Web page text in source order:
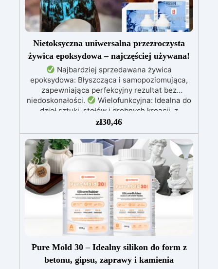
Nietoksyczna uniwersalna przezroczysta
żywica epoksydowa – najczęściej używana!
Najbardziej sprzedawana żywica
epoksydowa: Błyszcząca i samopoziomująca,
zapewniająca perfekcyjny rezultat bez
niedoskonałości.
Wielofunkcyjna: Idealna do
dzieł sztuki, stołów i drobnych kreacji, z
możliwością wylewania od 1 mm do 2 cm.
Odporna na zarysowania i promieniowanie UV:
Gwarantuje trwałe, intensywne i nienaruszone
prace, które nie żółkną z biegiem czasu.
Niska lepkość i formuła przeciwbąbelkowa: Dla
perfekcyjnych rezultatów, idealna do wlewania
do form i zatapiania.
Certyfikowana jako
bezpieczna po utwardzeniu: Bezpieczna w
kontakcie ze skórą, wolna od BPA i VoC,
zapewniając bezpieczeństwo i wysoką jakość.
zł30,46
Pure Mold 30 – Idealny silikon do form z
betonu, gipsu, zaprawy i kamienia